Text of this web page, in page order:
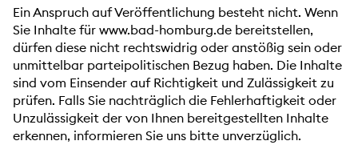
Ein Anspruch auf Veröffentlichung besteht nicht. Wenn
Sie Inhalte für www.bad-homburg.de bereitstellen,
dürfen diese nicht rechtswidrig oder anstößig sein oder
unmittelbar parteipolitischen Bezug haben. Die Inhalte
sind vom Einsender auf Richtigkeit und Zulässigkeit zu
prüfen. Falls Sie nachträglich die Fehlerhaftigkeit oder
Unzulässigkeit der von Ihnen bereitgestellten Inhalte
erkennen, informieren Sie uns bitte unverzüglich.